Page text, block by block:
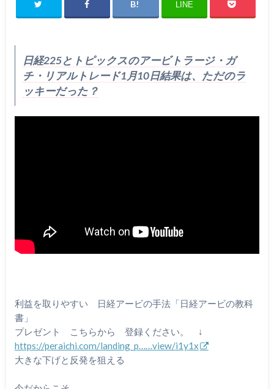
LINE
日経225とトピックスのアービトラージ・ガ
チ・リアルトレード1月10日結果は、ただのラ
ッキーだった？
利益を取りやすい 日経アービの手法「日経アービの教科
書」
プレゼント こちらから 登録ください。 ↓
https://peraichi.com/landing_p……view/i1y1x
大きな下げと反発を狙える